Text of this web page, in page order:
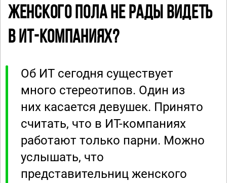
женского пола не рады видеть
в ИТ-компаниях?
Об ИТ сегодня существует
много стереотипов. Один из
них касается девушек. Принято
считать, что в ИТ-компаниях
работают только парни. Можно
услышать, что
представительниц женского